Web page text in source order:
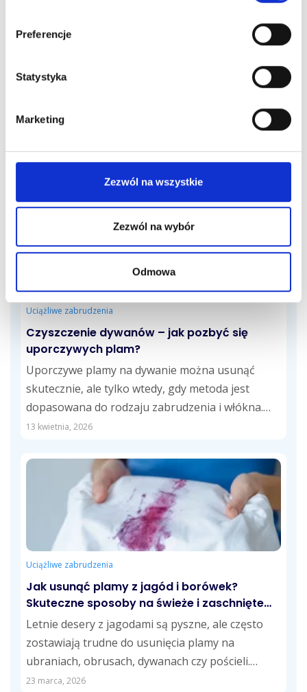
Preferencje
Statystyka
Marketing
Zezwól na wszystkie
Zezwól na wybór
Odmowa
Pozostałewpisy
Uciążliwe zabrudzenia
Czyszczenie dywanów – jak pozbyć się
uporczywych plam?
Uporczywe plamy na dywanie można usunąć
skutecznie, ale tylko wtedy, gdy metoda jest
dopasowana do rodzaju zabrudzenia i włókna.
Wyjaśniamy,...
13 kwietnia, 2026
Uciążliwe zabrudzenia
Jak usunąć plamy z jagód i borówek?
Skuteczne sposoby na świeże i zaschnięte
zabrudzenia
Letnie desery z jagodami są pyszne, ale często
zostawiają trudne do usunięcia plamy na
ubraniach, obrusach, dywanach czy pościeli.
Jagody...
23 marca, 2026